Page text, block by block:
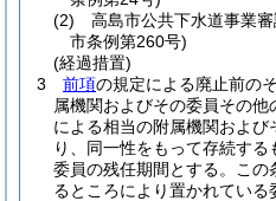
(2)
高島市公共下水道事業
市条例第260号)
(経過措置)
3
前項の規定による廃止前の
属機関およびその委員その
による相当の附属機関およ
り、同一性をもって存続す
委員の残任期間とする。
この
るところにより置かれてい